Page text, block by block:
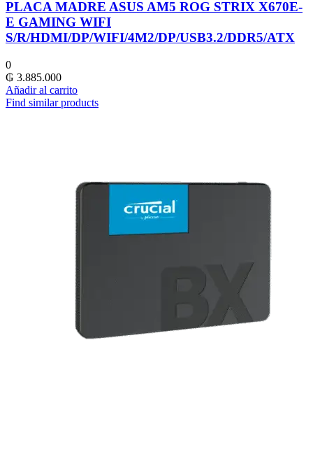
PLACA MADRE ASUS AM5 ROG STRIX X670E-
E GAMING WIFI
S/R/HDMI/DP/WIFI/4M2/DP/USB3.2/DDR5/ATX
0
₲ 3.885.000
Añadir al carrito
Find similar products